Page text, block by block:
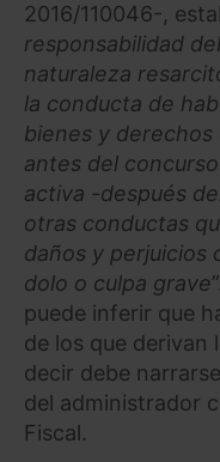
2016/110046-,
responsabilidad
naturaleza
la conducta de
bienes y
antes del
activa -después
otras conductas
daños y perjuicios
dolo o culpa grave
puede inferir que
de los que derivan
decir debe
del administrador
Fiscal.